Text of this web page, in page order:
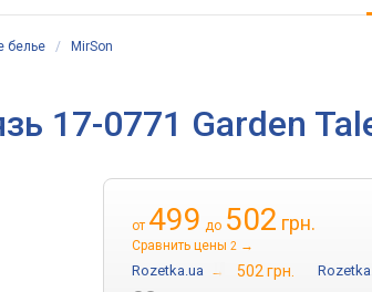
белье / MirSon
17-0771 Garden
от 499 до 502 грн.
Сравнить цены 2 →
Rozetka.ua → 502 грн.